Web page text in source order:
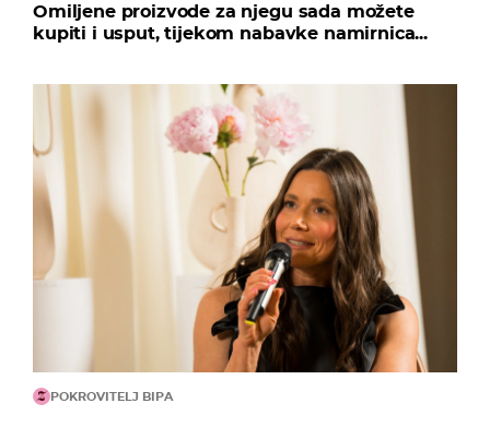
Omiljene proizvode za njegu sada možete
kupiti i usput, tijekom nabavke namirnica...
POKROVITELJ BIPA